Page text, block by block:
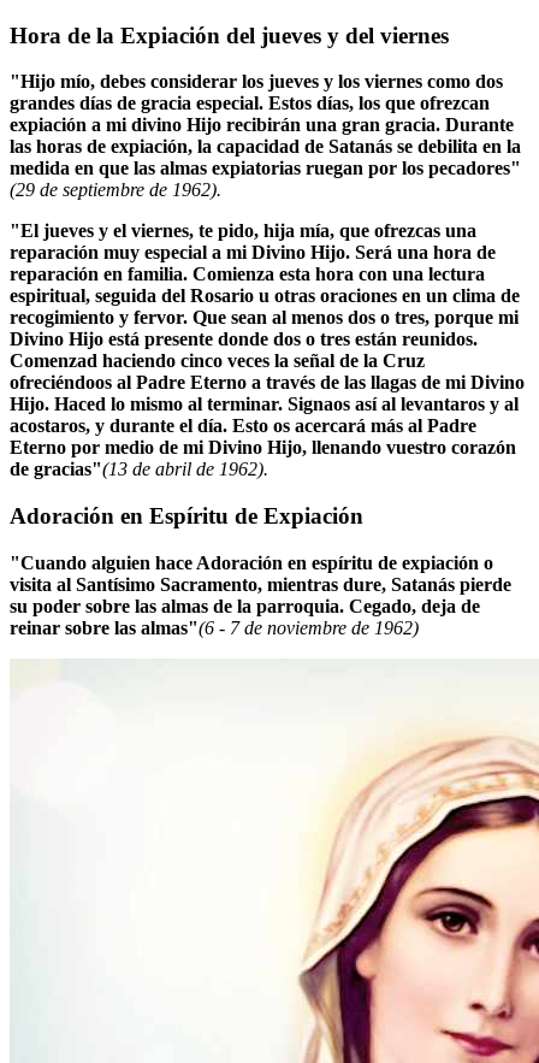
Hora de la Expiación del jueves y del viernes
"Hijo mío, debes considerar los jueves y los viernes como dos
grandes días de gracia especial. Estos días, los que ofrezcan
expiación a mi divino Hijo recibirán una gran gracia. Durante
las horas de expiación, la capacidad de Satanás se debilita en la
medida en que las almas expiatorias ruegan por los pecadores"
(29 de septiembre de 1962).
"El jueves y el viernes, te pido, hija mía, que ofrezcas una
reparación muy especial a mi Divino Hijo. Será una hora de
reparación en familia. Comienza esta hora con una lectura
espiritual, seguida del Rosario u otras oraciones en un clima de
recogimiento y fervor. Que sean al menos dos o tres, porque mi
Divino Hijo está presente donde dos o tres están reunidos.
Comenzad haciendo cinco veces la señal de la Cruz
ofreciéndoos al Padre Eterno a través de las llagas de mi Divino
Hijo. Haced lo mismo al terminar. Signaos así al levantaros y al
acostaros, y durante el día. Esto os acercará más al Padre
Eterno por medio de mi Divino Hijo, llenando vuestro corazón
de gracias"(13 de abril de 1962).
Adoración en Espíritu de Expiación
"Cuando alguien hace Adoración en espíritu de expiación o
visita al Santísimo Sacramento, mientras dure, Satanás pierde
su poder sobre las almas de la parroquia. Cegado, deja de
reinar sobre las almas"(6 - 7 de noviembre de 1962)